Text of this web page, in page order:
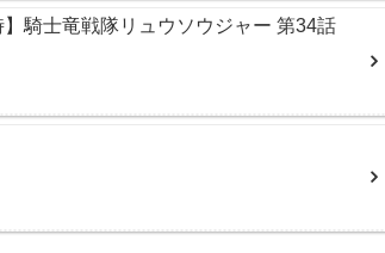
騎士竜戦隊リュウソウジャー 第34話